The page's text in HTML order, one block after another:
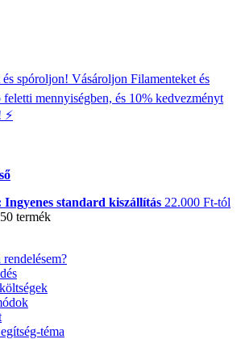
és spóroljon! Vásároljon Filamenteket és
feletti mennyiségben, és 10% kedvezményt
standard kiszállítás 22.000 Ft-tól
termék
téma